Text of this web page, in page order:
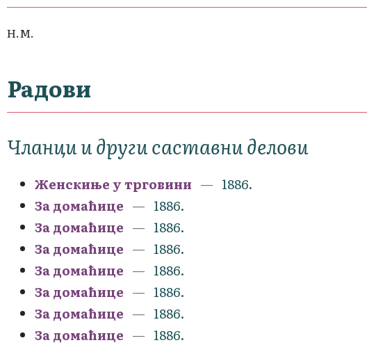
Н.М.
Радови
Чланци и други саставни делови
Женскиње у трговини
1886.
За домаћице
1886.
За домаћице
1886.
За домаћице
1886.
За домаћице
1886.
За домаћице
1886.
За домаћице
1886.
За домаћице
1886.